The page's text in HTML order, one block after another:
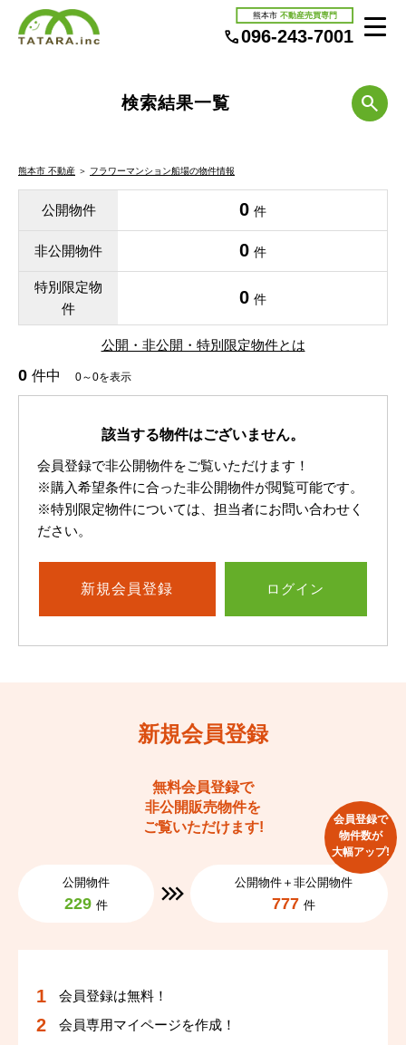
熊本市 不動産売買専門
096-243-7001
検索結果一覧
熊本市 不動産 ＞ フラワーマンション船場の物件情報
公開物件 0 件
非公開物件 0 件
特別限定物
件
0 件
公開・非公開・特別限定物件とは
0 件中 0～0を表示
該当する物件はございません。
会員登録で非公開物件をご覧いただけます！
※購入希望条件に合った非公開物件が閲覧可能です。
※特別限定物件については、担当者にお問い合わせく
ださい。
新規会員登録 ログイン
新規会員登録
無料会員登録で
非公開販売物件を
ご覧いただけます!
公開物件
229 件
公開物件＋非公開物件
777 件
会員登録で
物件数が
大幅アップ!
会員登録は無料！
会員専用マイページを作成！